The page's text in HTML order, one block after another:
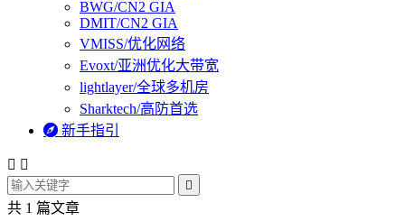
BWG/CN2 GIA
DMIT/CN2 GIA
VMISS/优化网络
Evoxt/亚洲优化大带宽
lightlayer/全球多机房
Sharktech/高防首选
 新手指引
 

共 1 篇文章